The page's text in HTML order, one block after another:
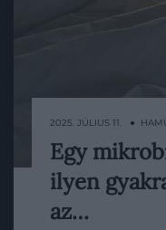
Sok tanulmány
időtartamára
amiben
2025. JÚLIUS 11. ●
Egy
ilyen
az…